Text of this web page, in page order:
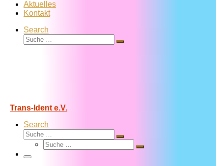
Aktuelles
Kontakt
Search
Suche
Suche
Trans-Ident e.V.
Search
Suche
Suche
Suche
Suche
Menü